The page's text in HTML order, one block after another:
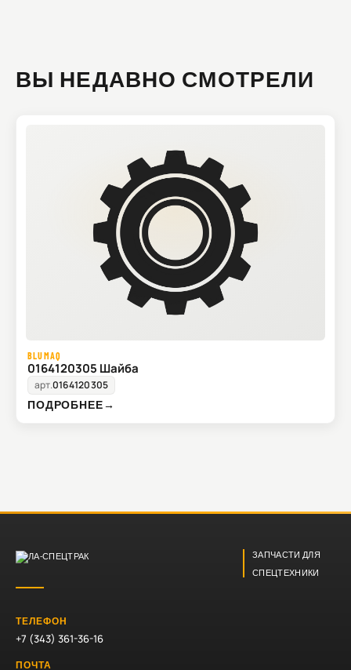
ВЫ НЕДАВНО СМОТРЕЛИ
BLUMAQ
0164120305 Шайба
арт.0164120305
ПОДРОБНЕЕ→
ЗАПЧАСТИ ДЛЯ
СПЕЦТЕХНИКИ
ТЕЛЕФОН
+7 (343) 361-36-16
ПОЧТА